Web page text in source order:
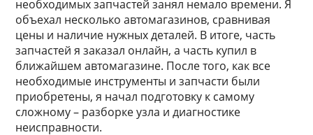
необходимых запчастей занял немало времени. Я
объехал несколько автомагазинов, сравнивая
цены и наличие нужных деталей. В итоге, часть
запчастей я заказал онлайн, а часть купил в
ближайшем автомагазине. После того, как все
необходимые инструменты и запчасти были
приобретены, я начал подготовку к самому
сложному – разборке узла и диагностике
неисправности.